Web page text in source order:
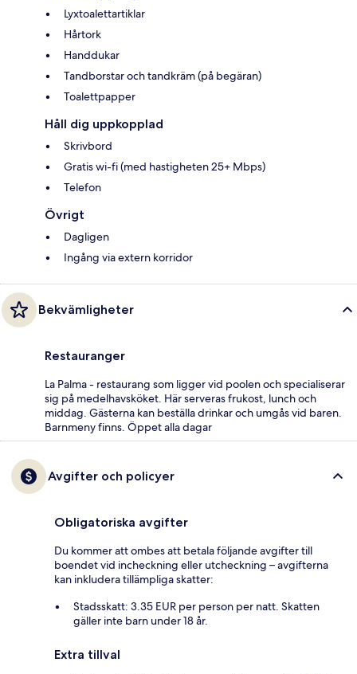
Lyxtoalettartiklar
Hårtork
Handdukar
Tandborstar och tandkräm (på begäran)
Toalettpapper
Håll dig uppkopplad
Skrivbord
Gratis wi-fi (med hastigheten 25+ Mbps)
Telefon
Övrigt
Dagligen
Ingång via extern korridor
Bekvämligheter
Restauranger
La Palma - restaurang som ligger vid poolen och specialiserar
sig på medelhavsköket. Här serveras frukost, lunch och
middag. Gästerna kan beställa drinkar och umgås vid baren.
Barnmeny finns. Öppet alla dagar
Avgifter och policyer
Obligatoriska avgifter
Du kommer att ombes att betala följande avgifter till
boendet vid incheckning eller utcheckning – avgifterna
kan inkludera tillämpliga skatter:
Stadsskatt: 3.35 EUR per person per natt. Skatten
gäller inte barn under 18 år.
Extra tillval